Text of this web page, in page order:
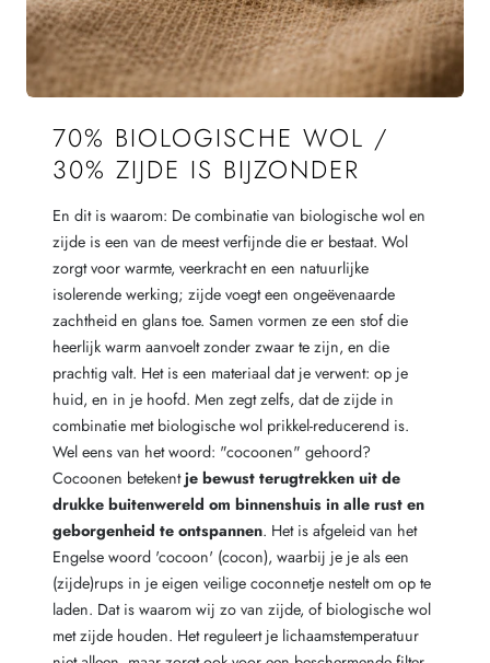
70% BIOLOGISCHE WOL /
30% ZIJDE IS BIJZONDER
En dit is waarom: De combinatie van biologische wol en
zijde is een van de meest verfijnde die er bestaat. Wol
zorgt voor warmte, veerkracht en een natuurlijke
isolerende werking; zijde voegt een ongeëvenaarde
zachtheid en glans toe. Samen vormen ze een stof die
heerlijk warm aanvoelt zonder zwaar te zijn, en die
prachtig valt. Het is een materiaal dat je verwent: op je
huid, en in je hoofd. Men zegt zelfs, dat de zijde in
combinatie met biologische wol prikkel-reducerend is.
Wel eens van het woord: "cocoonen" gehoord?
Cocoonen betekentje bewust terugtrekken uit de
drukke buitenwereld om binnenshuis in alle rust en
geborgenheid te ontspannen. Het is afgeleid van het
Engelse woord 'cocoon' (cocon), waarbij je je als een
(zijde)rups in je eigen veilige coconnetje nestelt om op te
laden. Dat is waarom wij zo van zijde, of biologische wol
met zijde houden. Het reguleert je lichaamstemperatuur